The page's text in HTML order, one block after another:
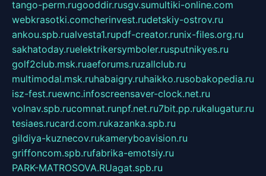
tango-perm.rugooddir.rusgv.sumultiki-online.com
webkrasotki.comcherinvest.rudetskiy-ostrov.ru
ankou.spb.rualvesta1.rupdf-creator.runix-files.org.ru
sakhatoday.ruelektrikersymboler.rusputnikyes.ru
golf2club.msk.ruaeforums.ruzallclub.ru
multimodal.msk.ruhabaigry.ruhaikko.rusobakopedia.ru
isz-fest.ruewnc.infoscreensaver-clock.net.ru
volnav.spb.rucomnat.runpf.net.ru7bit.pp.rukalugatur.ru
tesiaes.rucard.com.rukazanka.spb.ru
gildiya-kuznecov.rukameryboavision.ru
griffoncom.spb.rufabrika-emotsiy.ru
PARK-MATROSOVA.RUagat.spb.ru